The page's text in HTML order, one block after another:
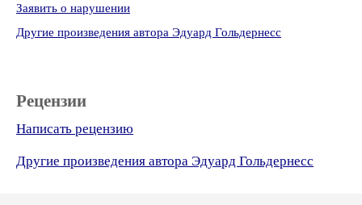
Заявить о нарушении
Другие произведения автора Эдуард Гольдернесс
Рецензии
Написать рецензию
Другие произведения автора Эдуард Гольдернесс